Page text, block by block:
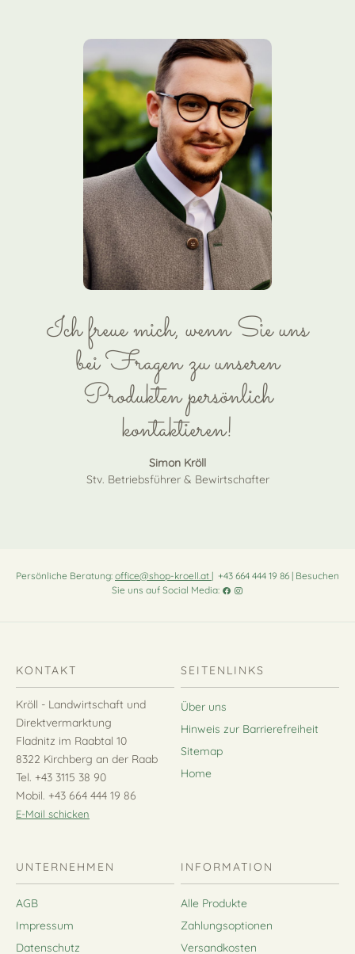
Ich freue mich, wenn Sie uns
bei Fragen zu unseren
Produkten persönlich
kontaktieren!
Simon Kröll
Stv. Betriebsführer & Bewirtschafter
Persönliche Beratung: office@shop-kroell.at | +43 664 444 19 86 | Besuchen
Sie uns auf Social Media:
KONTAKT
Kröll - Landwirtschaft und
Direktvermarktung
Fladnitz im Raabtal 10
8322 Kirchberg an der Raab
Tel. +43 3115 38 90
Mobil. +43 664 444 19 86
E-Mail schicken
SEITENLINKS
Über uns
Hinweis zur Barrierefreiheit
Sitemap
Home
UNTERNEHMEN
AGB
Impressum
Datenschutz
INFORMATION
Alle Produkte
Zahlungsoptionen
Versandkosten